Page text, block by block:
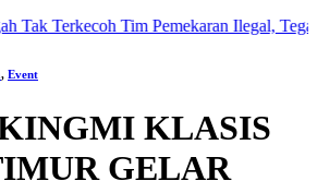
Tim Pemekaran Ilegal, Tegaskan
, Event
KLASIS
GELAR